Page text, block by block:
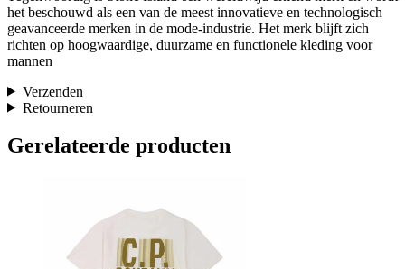
het beschouwd als een van de meest innovatieve en technologisch
geavanceerde merken in de mode-industrie. Het merk blijft zich
richten op hoogwaardige, duurzame en functionele kleding voor
mannen
Verzenden
Retourneren
Gerelateerde producten